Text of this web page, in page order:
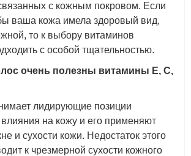
с кожным покровом. Если
ваша кожа имела здоровый вид,
то к выбору витаминов
с особой тщательностью.
очень полезны витамины Е, С,
лидирующие позиции
влияния на кожу и его применяют
и сухости кожи. Недостаток этого
к чрезмерной сухости кожного